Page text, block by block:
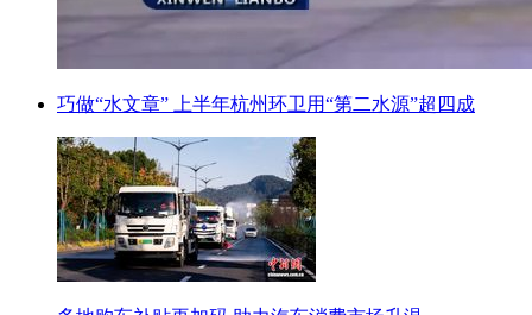
巧做“水文章” 上半年杭州环卫用“第二水源”超四成